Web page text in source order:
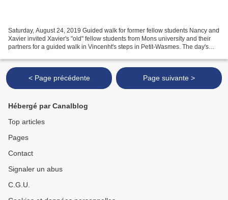
Saturday, August 24, 2019 Guided walk for former fellow students Nancy and
Xavier invited Xavier's "old" fellow students from Mons university and their
partners for a guided walk in Vincenht's steps in Petit-Wasmes. The day's
< Page précédente Page suivante >
Hébergé par Canalblog
Top articles
Pages
Contact
Signaler un abus
C.G.U.